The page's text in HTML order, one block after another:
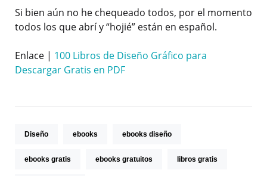
Si bien aún no he chequeado todos, por el momento
todos los que abrí y “hojié” están en español.
Enlace | 100 Libros de Diseño Gráfico para
Descargar Gratis en PDF
Diseño ebooks ebooks diseño
ebooks gratis ebooks gratuitos libros gratis